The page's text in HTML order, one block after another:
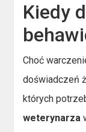
Kiedy
Choć
doświadczeń
których
weterynarza